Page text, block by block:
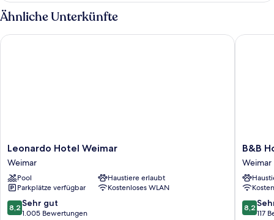
und
Schlafsofa,
(Separate
Ähnliche Unterkünfte
Leonardo
Hotel
Weimar
Weimar
Leonardo Hotel Weimar
Weimar
Pool
Haustiere erlaubt
Parkplätze verfügbar
Kostenloses WLAN
8.2
von
8,2 Sehr gut
1.005 Bewertungen
Leonardo Hotel Weimar
B&B
Hotel
Weimar
Weimar
B&B
Weimar
8.2
von
8,2
117
B&B